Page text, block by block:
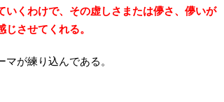
くわけで、その虚しさまたは儚さ、儚いが
させてくれる。
が練り込んである。